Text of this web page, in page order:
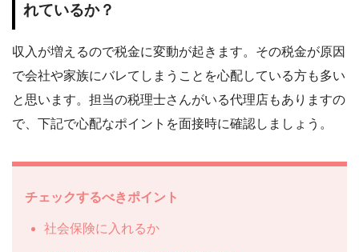
れているか？
収入が増えるので税金に変動が起きます。その税金が原因
で会社や家族にバレてしまうことを心配している方も多い
と思います。担当の税理士さんがいる代理店もありますの
で、下記で心配なポイントを面接時に確認しましょう。
チェックするべきポイント
社会保険に入れるか